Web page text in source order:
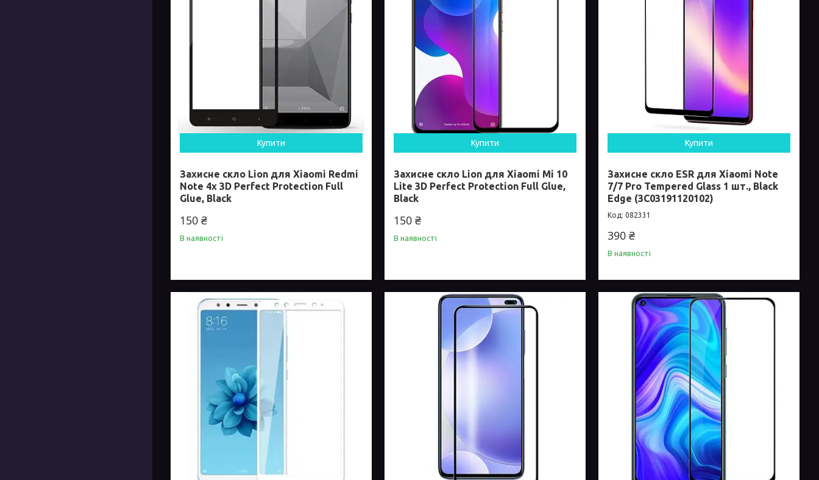
Купити
Захисне скло Lion для Xiaomi Redmi
Note 4x 3D Perfect Protection Full
Glue, Black
150 ₴
В наявності
Купити
Захисне скло Lion для Xiaomi Mi 10
Lite 3D Perfect Protection Full Glue,
Black
150 ₴
В наявності
Купити
Захисне скло ESR для Xiaomi Note
7/7 Pro Tempered Glass 1 шт., Black
Edge (3C03191120102)
082331
390 ₴
В наявності